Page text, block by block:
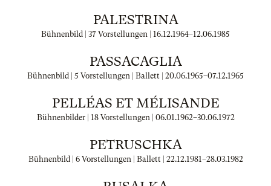
PALESTRINA
Bühnenbild | 37 Vorstellungen | 16.12.1964–12.06.1985
PASSACAGLIA
Bühnenbild | 5 Vorstellungen | Ballett | 20.06.1965–07.12.1965
PELLÉAS ET MÉLISANDE
Bühnenbilder | 18 Vorstellungen | 06.01.1962–30.06.1972
PETRUSCHKA
Bühnenbild | 6 Vorstellungen | Ballett | 22.12.1981–28.03.1982